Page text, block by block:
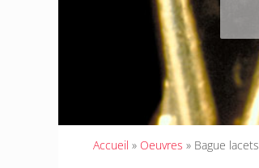
Accueil » Oeuvres » Bague lacets